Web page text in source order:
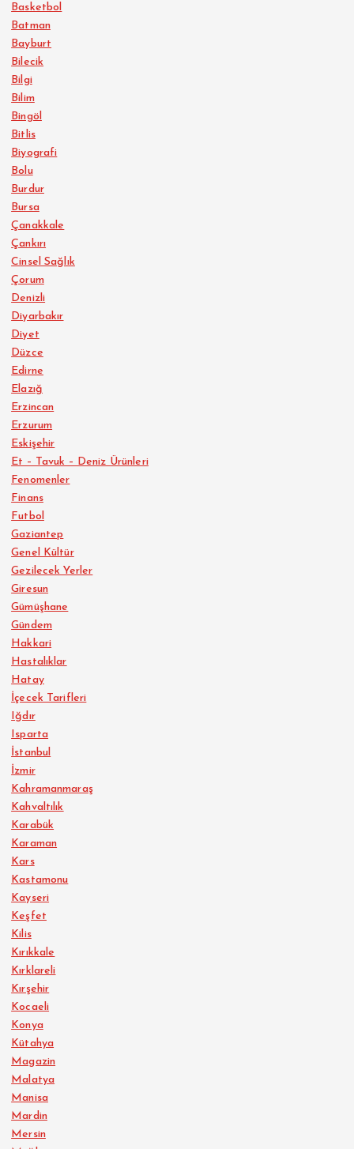
Basketbol
Batman
Bayburt
Bilecik
Bilgi
Bilim
Bingöl
Bitlis
Biyografi
Bolu
Burdur
Bursa
Çanakkale
Çankırı
Cinsel Sağlık
Çorum
Denizli
Diyarbakır
Diyet
Düzce
Edirne
Elazığ
Erzincan
Erzurum
Eskişehir
Et – Tavuk – Deniz Ürünleri
Fenomenler
Finans
Futbol
Gaziantep
Genel Kültür
Gezilecek Yerler
Giresun
Gümüşhane
Gündem
Hakkari
Hastalıklar
Hatay
İçecek Tarifleri
Iğdır
Isparta
İstanbul
İzmir
Kahramanmaraş
Kahvaltılık
Karabük
Karaman
Kars
Kastamonu
Kayseri
Keşfet
Kilis
Kırıkkale
Kırklareli
Kırşehir
Kocaeli
Konya
Kütahya
Magazin
Malatya
Manisa
Mardin
Mersin